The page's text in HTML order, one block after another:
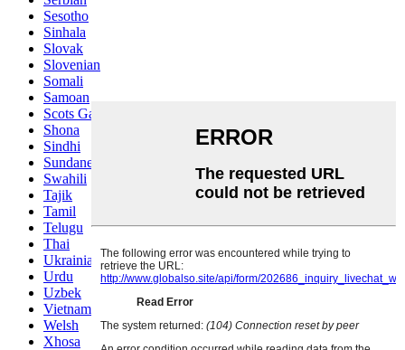
Sesotho
Sinhala
Slovak
Slovenian
Somali
Samoan
Scots Gaelic
Shona
Sindhi
Sundanese
Swahili
Tajik
Tamil
Telugu
Thai
Ukrainian
Urdu
Uzbek
Vietnamese
Welsh
Xhosa